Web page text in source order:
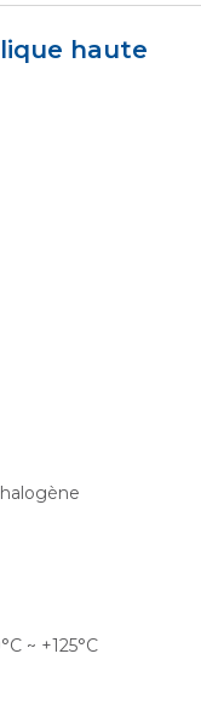
haute
~ +125°C